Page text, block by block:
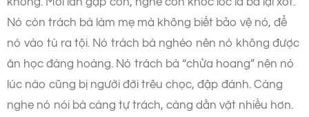
Nó còn trách bà làm mẹ mà không biết bảo vệ nó, để
nó vào tù ra tội. Nó trách bà nghèo nên nó không được
ăn học đàng hoàng. Nó trách bà “chửa hoang” nên nó
lúc nào cũng bị người đời trêu chọc, đập đánh. Càng
nghe nó nói bà càng tự trách, càng dằn vặt nhiều hơn.